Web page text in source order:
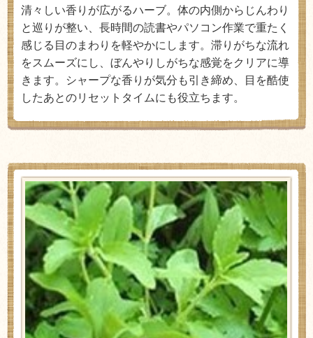
清々しい香りが広がるハーブ。体の内側からじんわり
と巡りが整い、長時間の読書やパソコン作業で重たく
感じる目のまわりを軽やかにします。滞りがちな流れ
をスムーズにし、ぼんやりしがちな感覚をクリアに導
きます。シャープな香りが気分も引き締め、目を酷使
したあとのリセットタイムにも役立ちます。